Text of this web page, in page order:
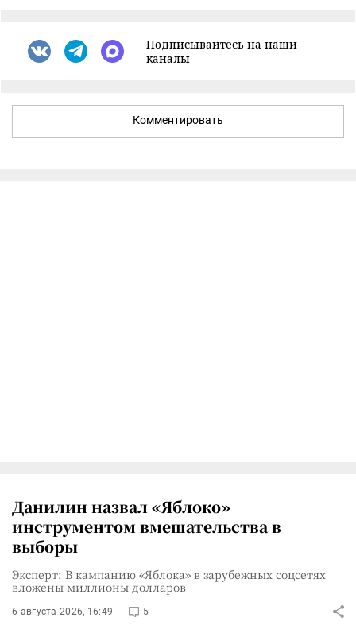
Подписывайтесь на наши
каналы
Комментировать
Данилин назвал «Яблоко»
инструментом вмешательства в
выборы
Эксперт: В кампанию «Яблока» в зарубежных соцсетях
вложены миллионы долларов
6 августа 2026, 16:49 5